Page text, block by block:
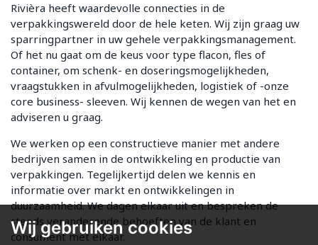
Wij gebruiken cookies
Rivièra heeft waardevolle connecties in de
verpakkingswereld door de hele keten. Wij zijn graag uw
sparringpartner in uw gehele verpakkingsmanagement.
Of het nu gaat om de keus voor type flacon, fles of
container, om schenk- en doseringsmogelijkheden,
vraagstukken in afvulmogelijkheden, logistiek of -onze
core business- sleeven. Wij kennen de wegen van het en
adviseren u graag.
We werken op een constructieve manier met andere
bedrijven samen in de ontwikkeling en productie van
verpakkingen. Tegelijkertijd delen we kennis en
informatie over markt en ontwikkelingen in
duurzaamheid. We dagen elkaar uit en bespreken de
steeds veranderende behoeften van de klant en
consument met elkaar.